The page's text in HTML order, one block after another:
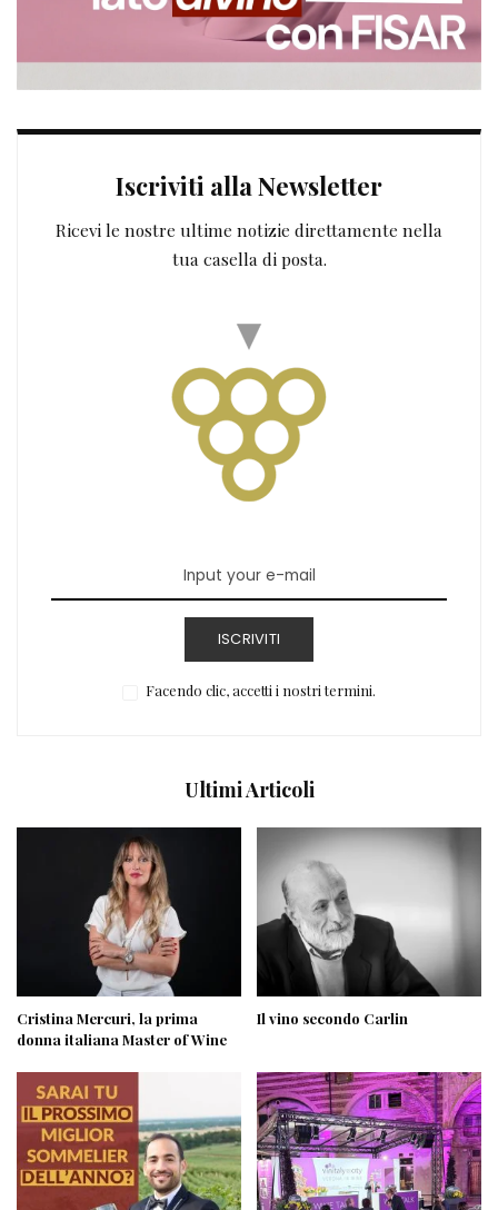
Iscriviti alla Newsletter
Ricevi le nostre ultime notizie direttamente nella
tua casella di posta.
ISCRIVITI
Facendo clic, accetti i nostri termini.
Ultimi Articoli
Cristina Mercuri, la prima
donna italiana Master of Wine
Il vino secondo Carlin